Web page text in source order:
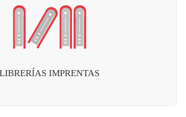
LIBRERÍAS IMPRENTAS